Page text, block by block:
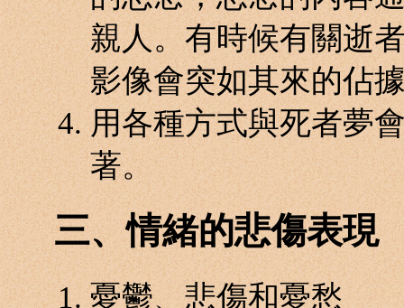
親人。有時候有關逝
影像會突如其來的佔
用各種方式與死者夢
著。
三、情緒的悲傷表現
憂鬱、悲傷和憂愁